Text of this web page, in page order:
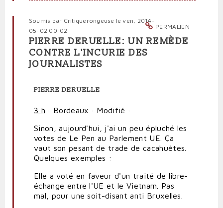
PERMALIEN
Soumis par Critiquerongeuse le ven, 2014-
05-02 00:02
PIERRE DERUELLE: UN REMÈDE
CONTRE L'INCURIE DES
JOURNALISTES
PIERRE DERUELLE
3 h · Bordeaux · Modifié ·
Sinon, aujourd'hui, j'ai un peu épluché les
votes de Le Pen au Parlement UE. Ça
vaut son pesant de trade de cacahuètes.
Quelques exemples :
Elle a voté en faveur d'un traité de libre-
échange entre l'UE et le Vietnam. Pas
mal, pour une soit-disant anti Bruxelles.